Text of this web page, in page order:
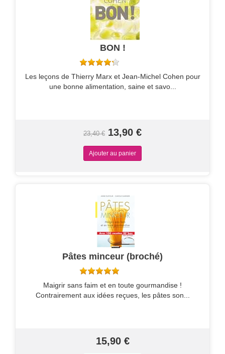
BON !
Les leçons de Thierry Marx et Jean-Michel Cohen pour
une bonne alimentation, saine et savo...
23,40 € 13,90 €
Pâtes minceur (broché)
Maigrir sans faim et en toute gourmandise !
Contrairement aux idées reçues, les pâtes son...
15,90 €